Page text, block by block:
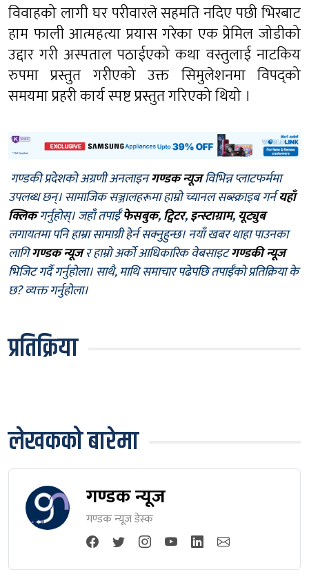
विवाहको लागी घर परीवारले सहमति नदिए पछी भिरबाट
हाम फाली आत्महत्या प्रयास गरेका एक प्रेमिल जोडीको
उद्दार गरी अस्पताल पठाईएको कथा वस्तुलाई नाटकिय
रुपमा प्रस्तुत गरीएको उक्त सिमुलेशनमा विपद्को
समयमा प्रहरी कार्य स्पष्ट प्रस्तुत गरिएको थियो ।
गण्डकी प्रदेशको अग्रणी अनलाइनगण्डक न्यूजविभिन्न प्लाटफर्ममा
उपलब्ध छन्। सामाजिक सञ्जालहरूमा हाम्रो च्यानल सब्स्क्राइब गर्नयहाँ
क्लिकगर्नुहोस्। जहाँ तपाईँफेसबुक,ट्विटर,इन्स्टाग्राम, यूट्युब
लगायतमा पनि हाम्रा सामाग्री हेर्न सक्नुहुन्छ। नयाँ खबर थाहा पाउनका
लागिगण्डक न्यूजर हाम्रो अर्को आधिकारिक वेबसाइटगण्डकी न्यूज
भिजिट गर्दै गर्नुहोला। साथै, माथि समाचार पढेपछि तपाईँको प्रतिक्रिया के
छ? व्यक्त गर्नुहोला।
प्रतिक्रिया
लेखकको बारेमा
गण्डक न्यूज
गण्डक न्यूज डेस्क